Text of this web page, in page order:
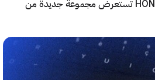
بالتعاون مع ARRI، شركة HONOR تستعرض مجموعة جديدة من